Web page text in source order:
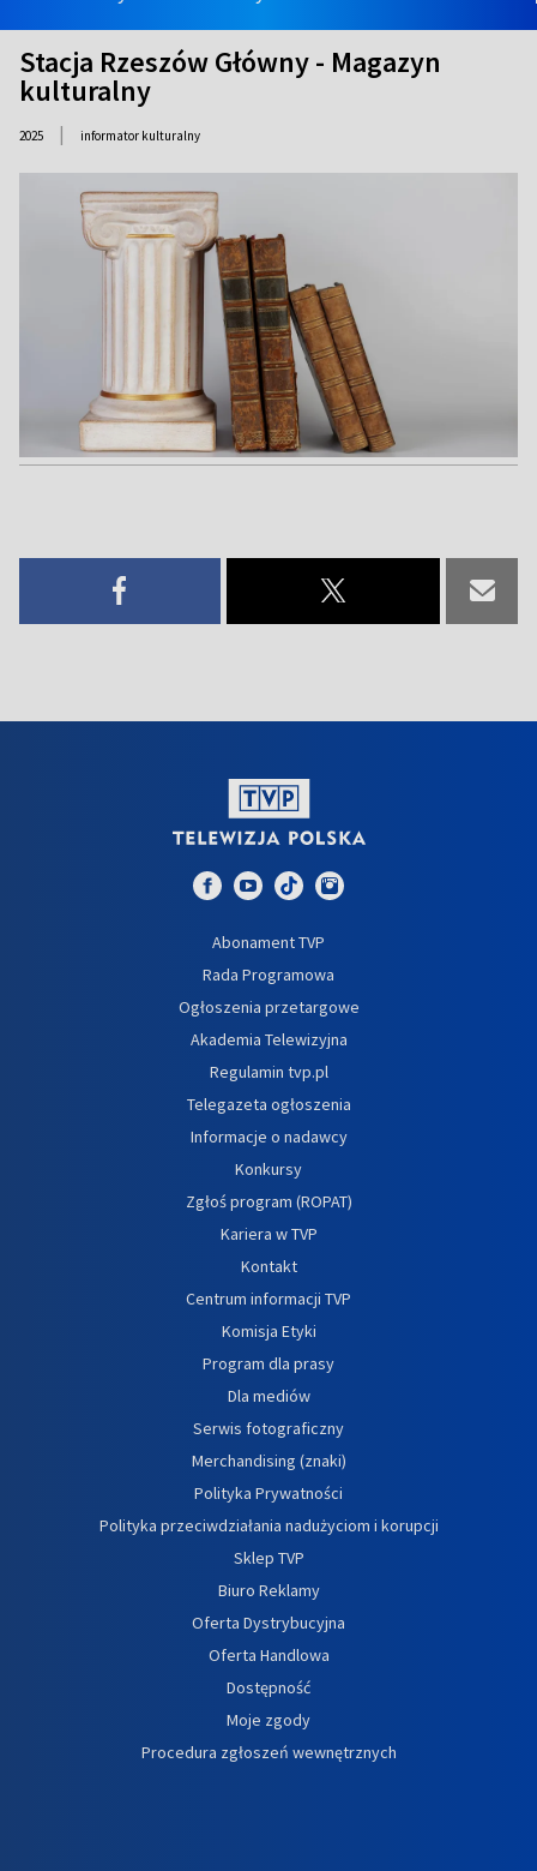
Stacja Rzeszów Główny - Magazyn
kulturalny
2025 | informator kulturalny
Abonament TVP
Rada Programowa
Ogłoszenia przetargowe
Akademia Telewizyjna
Regulamin tvp.pl
Telegazeta ogłoszenia
Informacje o nadawcy
Konkursy
Zgłoś program (ROPAT)
Kariera w TVP
Kontakt
Centrum informacji TVP
Komisja Etyki
Program dla prasy
Dla mediów
Serwis fotograficzny
Merchandising (znaki)
Polityka Prywatności
Polityka przeciwdziałania nadużyciom i korupcji
Sklep TVP
Biuro Reklamy
Oferta Dystrybucyjna
Oferta Handlowa
Dostępność
Moje zgody
Procedura zgłoszeń wewnętrznych